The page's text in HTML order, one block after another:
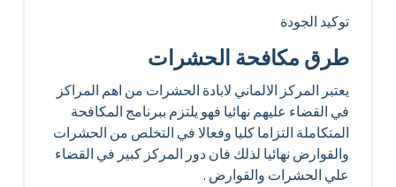
توكيد الجودة
طرق مكافحة الحشرات
يعتبر المركز الالماني لابادة الحشرات من اهم المراكز
في القضاء عليهم نهائيا فهو يلتزم ببرنامج المكافحة
المتكاملة التزاما كليا وفعالا في التخلص من الحشرات
والقوارض نهائيا لذلك فان دور المركز كبير في القضاء
علي الحشرات والقوارض .